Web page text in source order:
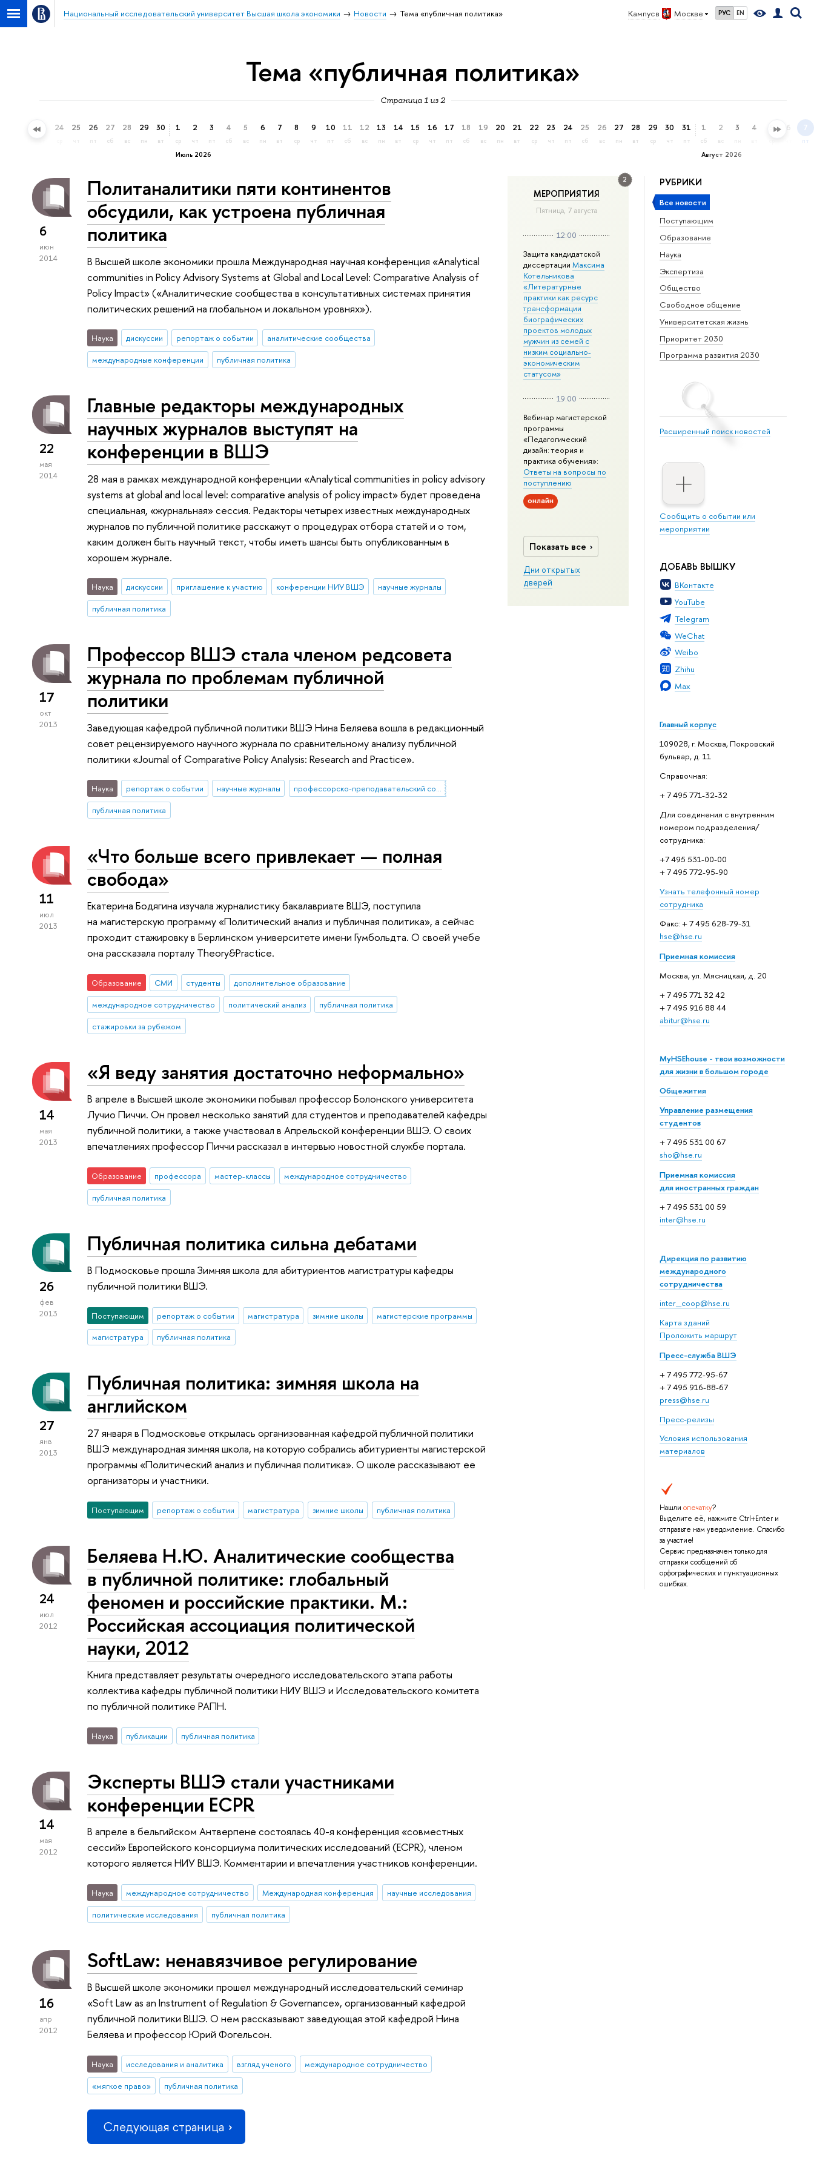
Кампус в Москве РУС EN
Национальный исследовательский университет Высшая школа экономики Новости Тема «публичная политика»
Тема «публичная политика»
Страница 1 из 2
23 24 25 26
пт
27
сб
28
вс
29
пн
30
вт
Июль 2026
1
ср
2
чт
3
пт
4
сб
5
вс
6
пн
7
вт
8
ср
9
чт
10
пт
11
сб
12
вс
13
пн
14
вт
15
ср
16
чт
17
пт
18
сб
19
вс
20
пн
21
вт
22
ср
23
чт
24
пт
25
сб
26
вс
27
пн
28
вт
29
ср
30
чт
31
пт
Август 2026
1
сб
2
вс
3 4 5 6 7
пт
РУБРИКИ
Все новости
Поступающим
Образование
Наука
Экспертиза
Общество
Свободное общение
Университетская жизнь
Приоритет 2030
Программа развития 2030
Расширенный поиск новостей
Сообщить о событии или
мероприятии
ДОБАВЬ ВЫШКУ
ВКонтакте
YouTube
Telegram
WeChat
Weibo
Zhihu
Max
Главный корпус
109028, г. Москва, Покровский
бульвар, д. 11
Справочная:
+ 7 495 771-32-32
Для соединения с внутренним
номером подразделения/
сотрудника:
+7 495 531-00-00
+ 7 495 772-95-90
Узнать телефонный номер
сотрудника
Факс: + 7 495 628-79-31
hse@hse.ru
Приемная комиссия
Москва, ул. Мясницкая, д. 20
+ 7 495 771 32 42
+ 7 495 916 88 44
abitur@hse.ru
MyHSEhouse - твои возможности
для жизни в большом городе
Общежития
Управление размещения
студентов
+ 7 495 531 00 67
sho@hse.ru
Приемная комиссия
для иностранных граждан
+ 7 495 531 00 59
inter@hse.ru
Дирекция по развитию
международного
сотрудничества
inter_coop@hse.ru
Карта зданий
Проложить маршрут
Пресс-служба ВШЭ
+ 7 495 772-95-67
+ 7 495 916-88-67
press@hse.ru
Пресс-релизы
Условия использования
материалов
Нашли опечатку?
Выделите её, нажмите Ctrl+Enter и
отправьте нам уведомление. Спасибо
за участие!
Сервис предназначен только для
отправки сообщений об
орфографических и пунктуационных
ошибках.
2
МЕРОПРИЯТИЯ
Пятница, 7 августа
12:00
Защита кандидатской
диссертации Максима
Котельникова
«Литературные
практики как ресурс
трансформации
биографических
проектов молодых
мужчин из семей с
низким социально-
экономическим
статусом»
19:00
Вебинар магистерской
программы
«Педагогический
дизайн: теория и
практика обучения»:
Ответы на вопросы по
поступлению
онлайн
Показать все
Дни открытых
дверей
6
июн
2014
Политаналитики пяти континентов
обсудили, как устроена публичная
политика
В Высшей школе экономики прошла Международная научная конференция «Analytical
communities in Policy Advisory Systems at Global and Local Level: Comparative Analysis of
Policy Impact» («Аналитические сообщества в консультативных системах принятия
политических решений на глобальном и локальном уровнях»).
Наука дискуссии репортаж о событии
аналитические сообщества
международные конференции
публичная политика
22
мая
2014
Главные редакторы международных
научных журналов выступят на
конференции в ВШЭ
28 мая в рамках международной конференции «Analytical communities in policy advisory
systems at global and local level: comparative analysis of policy impact» будет проведена
специальная, «журнальная» сессия. Редакторы четырех известных международных
журналов по публичной политике расскажут о процедурах отбора статей и о том,
каким должен быть научный текст, чтобы иметь шансы быть опубликованным в
хорошем журнале.
Наука дискуссии приглашение к участию конференции НИУ ВШЭ
научные журналы
публичная политика
17
окт
2013
Профессор ВШЭ стала членом редсовета
журнала по проблемам публичной
политики
Заведующая кафедрой публичной политики ВШЭ Нина Беляева вошла в редакционный
совет рецензируемого научного журнала по сравнительному анализу публичной
политики «Journal of Comparative Policy Analysis: Research and Practice».
Наука репортаж о событии научные журналы
профессорско-преподавательский состав
публичная политика
11
июл
2013
«Что больше всего привлекает — полная
свобода»
Екатерина Бодягина изучала журналистику бакалавриате ВШЭ, поступила
на магистерскую программу «Политический анализ и публичная политика», а сейчас
проходит стажировку в Берлинском университете имени Гумбольдта. О своей учебе
она рассказала порталу Theory&Practice.
Образование СМИ студенты
дополнительное образование
международное сотрудничество
политический анализ
публичная политика
стажировки за рубежом
14
мая
2013
«Я веду занятия достаточно неформально»
В апреле в Высшей школе экономики побывал профессор Болонского университета
Лучио Пиччи. Он провел несколько занятий для студентов и преподавателей кафедры
публичной политики, а также участвовал в Апрельской конференции ВШЭ. О своих
впечатлениях профессор Пиччи рассказал в интервью новостной службе портала.
Образование профессора мастер-классы
международное сотрудничество
публичная политика
26
фев
2013
Публичная политика сильна дебатами
В Подмосковье прошла Зимняя школа для абитуриентов магистратуры кафедры
публичной политики ВШЭ.
Поступающим репортаж о событии магистратура зимние школы
магистерские программы
магистратура
публичная политика
27
янв
2013
Публичная политика: зимняя школа на
английском
27 января в Подмосковье открылась организованная кафедрой публичной политики
ВШЭ международная зимняя школа, на которую собрались абитуриенты магистерской
программы «Политический анализ и публичная политика». О школе рассказывают ее
организаторы и участники.
Поступающим репортаж о событии магистратура зимние школы публичная политика
24
июл
2012
Бе­ляева Н.Ю. Аналитические сообщества
в публичной политике: глобальный
феномен и российские практики. М.:
Россий­ская ассоциация политической
науки, 2012
Книга представляет результаты очередного исследовательского этапа работы
коллектива кафедры публичной политики НИУ ВШЭ и Исследовательского комитета
по публичной политике РАПН.
Наука публикации публичная политика
14
мая
2012
Эксперты ВШЭ стали участниками
конференции ECPR
В апреле в бельгийском Антверпене состоялась 40-я конференция «совместных
сессий» Европейского консорциума политических исследований (ECPR), членом
которого является НИУ ВШЭ. Комментарии и впечатления участников конференции.
Наука международное сотрудничество Международная конференция
научные исследования
политические исследования
публичная политика
16
апр
2012
SoftLaw: ненавязчивое регулирование
В Высшей школе экономики прошел международный исследовательский семинар
«Soft Law as an Instrument of Regulation & Governance», организованный кафедрой
публичной политики ВШЭ. О нем рассказывают заведующая этой кафедрой Нина
Беляева и профессор Юрий Фогельсон.
Наука исследования и аналитика взгляд ученого
международное сотрудничество
«мягкое право»
публичная политика
Следующая страница